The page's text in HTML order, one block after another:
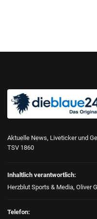
Aktuelle News, Liveticker und
TSV 1860
Inhaltlich verantwortlich:
Herzblut Sports & Media, Oliver
Telefon: